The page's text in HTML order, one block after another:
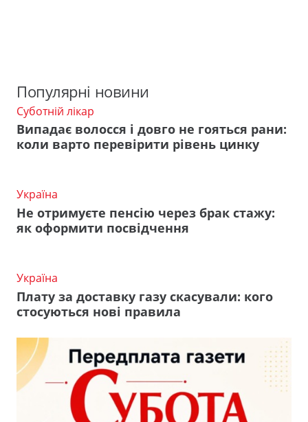
Популярні новини
Суботній лікар
Випадає волосся і довго не гояться рани:
коли варто перевірити рівень цинку
Україна
Не отримуєте пенсію через брак стажу:
як оформити посвідчення
Україна
Плату за доставку газу скасували: кого
стосуються нові правила